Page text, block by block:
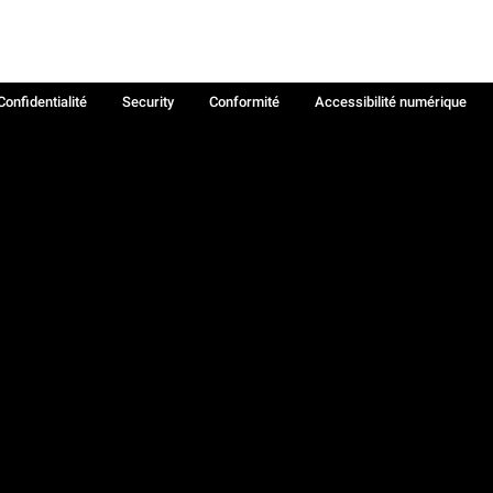
Security Conformité
Accessibilité numérique